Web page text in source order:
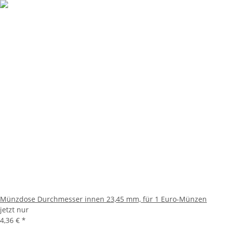
Münzdose Durchmesser innen 23,45 mm, für 1 Euro-Münzen
jetzt nur
4,36 € *